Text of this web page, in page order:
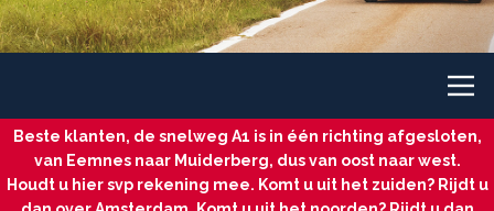
Beste klanten, de snelweg A1 is in één richting afgesloten,
van Eemnes naar Muiderberg, dus van oost naar west.
Houdt u hier svp rekening mee. Komt u uit het zuiden? Rijdt u